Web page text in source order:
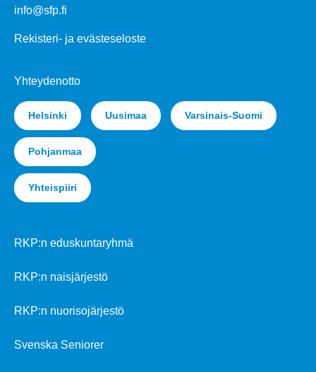
info@sfp.fi
Rekisteri- ja evästeseloste
Yhteydenotto
Helsinki Uusimaa Varsinais-Suomi
Pohjanmaa
Yhteispiiri
RKP:n eduskuntaryhmä
RKP:n naisjärjestö
RKP:n nuorisojärjestö
Svenska Seniorer